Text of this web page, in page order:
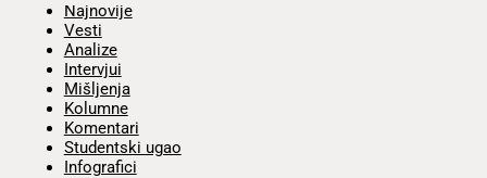
Najnovije
Vesti
Analize
Intervjui
Mišljenja
Kolumne
Komentari
Studentski ugao
Infografici